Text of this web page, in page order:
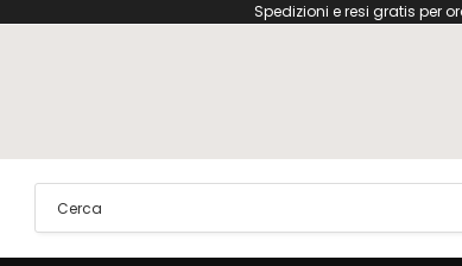
Spedizioni e resi gratis per